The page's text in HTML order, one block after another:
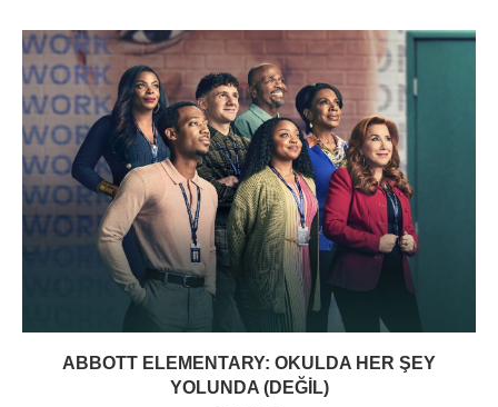
ABBOTT ELEMENTARY: OKULDA HER ŞEY
YOLUNDA (DEĞIL)